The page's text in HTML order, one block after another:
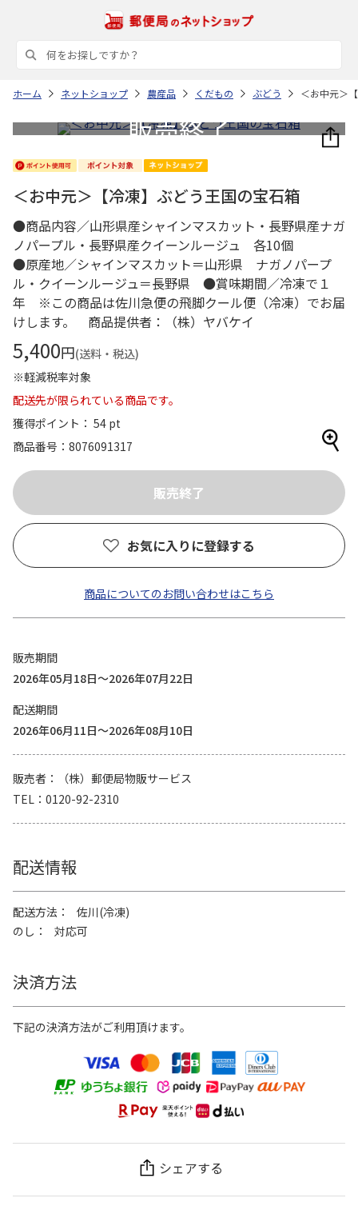
ホーム ネットショップ 農産品 くだもの ぶどう ＜お中元＞
＜お中元＞【冷凍】ぶどう王国の宝石箱
●商品内容／山形県産シャインマスカット・長野県産ナガ
ノパープル・長野県産クイーンルージュ 各10個
●原産地／シャインマスカット＝山形県 ナガノパープ
ル・クイーンルージュ＝長野県 ●賞味期間／冷凍で１
年 ※この商品は佐川急便の飛脚クール便（冷凍）でお届
けします。 商品提供者：（株）ヤバケイ
5,400円(送料・税込)
※軽減税率対象
配送先が限られている商品です。
獲得ポイント： 54 pt
商品番号
8076091317
お気に入りに登録する
商品についてのお問い合わせはこちら
販売期間
2026年05月18日～2026年07月22日
配送期間
2026年06月11日～2026年08月10日
販売者
（株）郵便局物販サービス
TEL
0120-92-2310
配送情報
配送方法
佐川(冷凍)
のし
対応可
決済方法
下記の決済方法がご利用頂けます。
シェアする